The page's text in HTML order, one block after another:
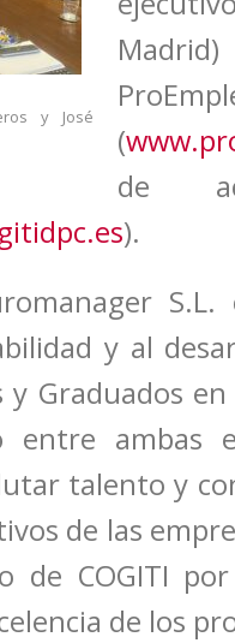
y José
(
de
).
y al
y Graduados
entre ambas
talento y
de las
de COGITI
de los